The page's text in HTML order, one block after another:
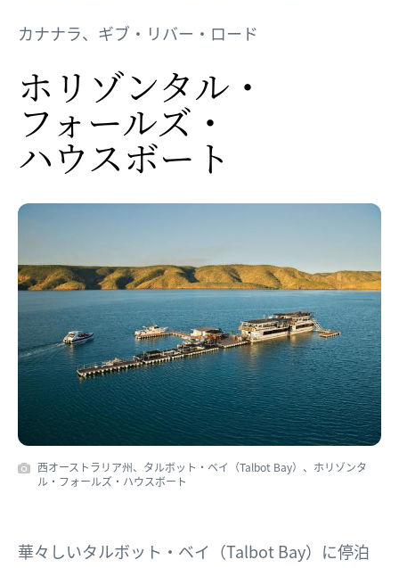
カナナラ、ギブ・リバー・ロード
ホリゾンタル・
フォールズ・​
ハウスボート
西オーストラリア州、タルボット・ベイ（Talbot Bay）、ホリゾンタ
ル・フォールズ・ハウスボート
華々しいタルボット・ベイ（Talbot Bay）に停泊